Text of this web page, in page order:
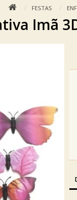
FESTAS
Imã